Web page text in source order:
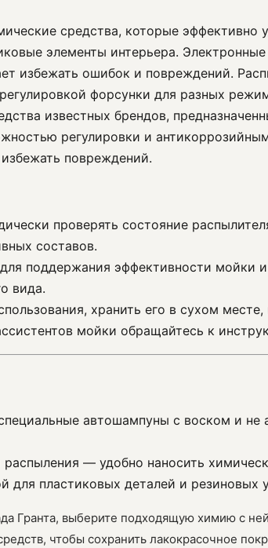
средства, которые эффективно
элементы интерьера.
избежать ошибок и повреждений.
форсунки для разных
известных брендов,
регулировки и
повреждений.
проверять состояние
составов.
поддержания эффективности мойки
вида.
хранить его в сухом
мойки обращайтесь к
автошампуны с воском и не
— удобно наносить
для пластиковых деталей и резиновых
Гранта, выберите подходящую химию с
чтобы сохранить лакокрасочное